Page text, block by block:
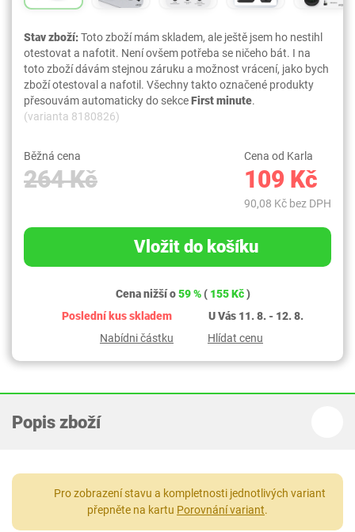
Stav zboží:Toto zboží mám skladem, ale ještě jsem ho nestihl
otestovat a nafotit. Není ovšem potřeba se ničeho bát. I na
toto zboží dávám stejnou záruku a možnost vrácení, jako bych
zboží otestoval a nafotil. Všechny takto označené produkty
přesouvám automaticky do sekceFirst minute.
(varianta 8180826)
Běžná cena
264 Kč
Cena od Karla
109 Kč
90,08 Kč bez DPH
Vložit do košíku
Cena nižší o59 %(155 Kč)
Poslední kus skladem
U Vás 11. 8. - 12. 8.
Nabídni částku
Hlídat cenu
Popis zboží
Pro zobrazení stavu a kompletnosti jednotlivých variant
přepněte na kartu Porovnání variant.